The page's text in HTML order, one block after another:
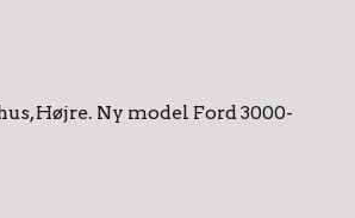
Højre. Ny model Ford 3000-